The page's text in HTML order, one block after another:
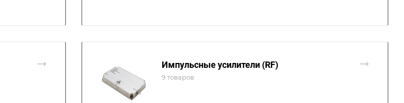
Импульсные усилители (RF)
9 товаров